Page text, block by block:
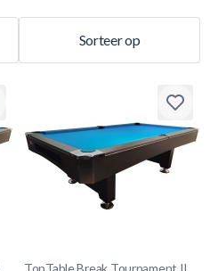
Sorteer op
TopTable Break Tournament II